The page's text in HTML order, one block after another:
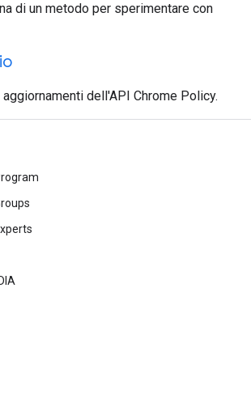
di un metodo per sperimentare con
dell'API Chrome Policy.